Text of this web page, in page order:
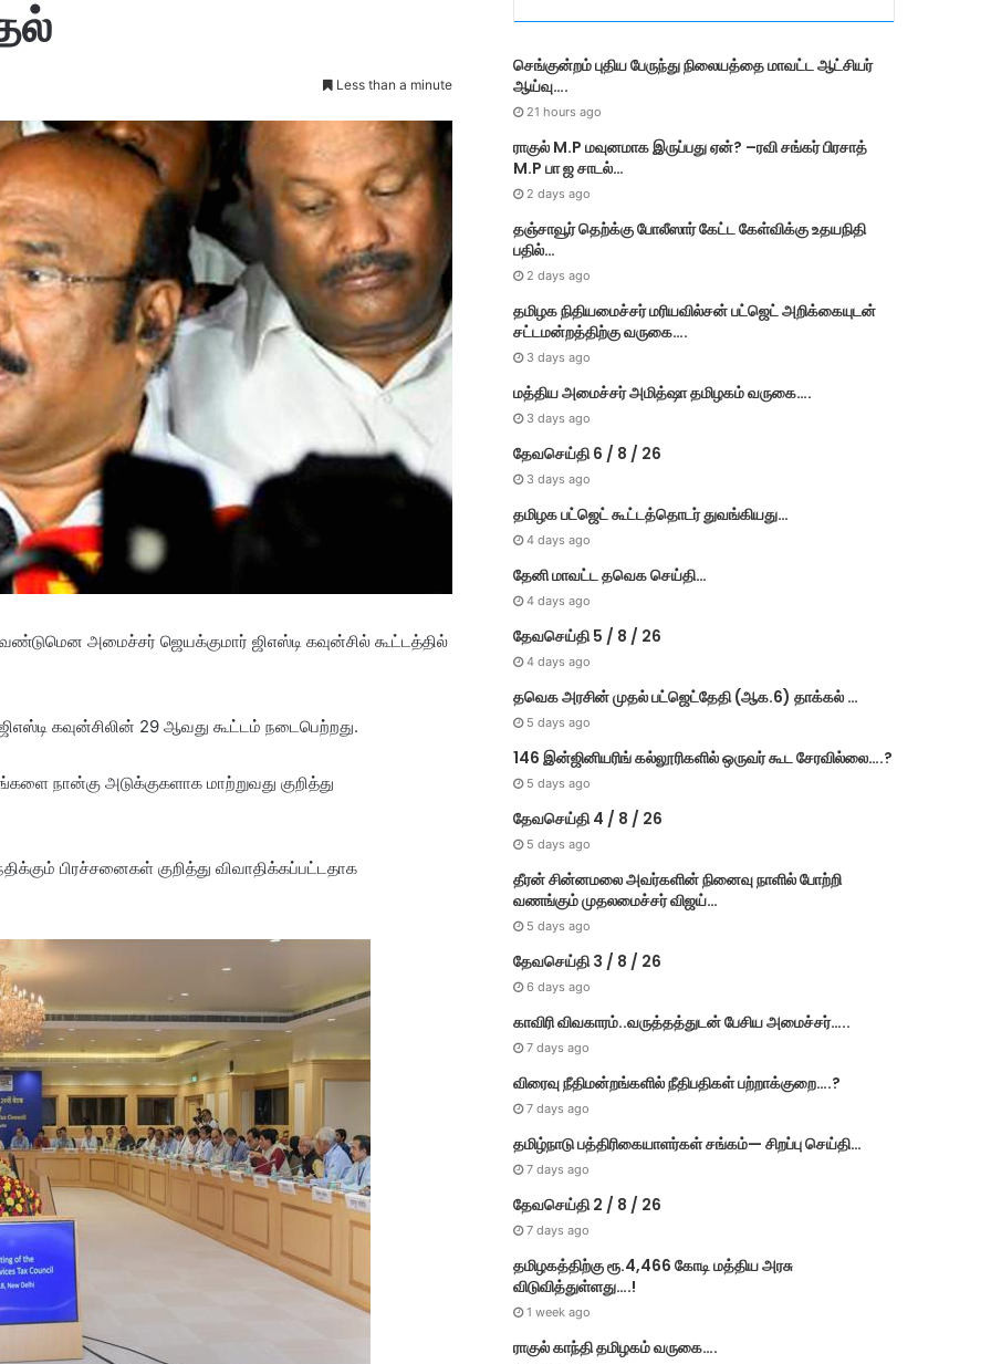
Less than a minute
அமைச்சர் ஜெயக்குமார் ஜிஎஸ்டி கவுன்சில் கூட்டத்தில்
கவுன்சிலின் 29 ஆவது கூட்டம் நடைபெற்றது.
நான்கு அடுக்குகளாக மாற்றுவது குறித்து
பிரச்சனைகள் குறித்து விவாதிக்கப்பட்டதாக
e
s
செங்குன்றம் புதிய பேருந்து நிலையத்தை மாவட்ட ஆட்சியர்
ஆய்வு….
21 hours ago
ராகுல் M.P மவுனமாக இருப்பது ஏன்? –ரவி சங்கர் பிரசாத்
M.P பா ஜ சாடல்…
2 days ago
தஞ்சாவூர் தெற்க்கு போலீஸார் கேட்ட கேள்விக்கு உதயநிதி
பதில்…
2 days ago
தமி​ழ​க நிதியமைச்சர் மரியவில்சன் பட்ஜெட் அறிக்கையுடன்
சட்டமன்றத்திற்கு வருகை….
3 days ago
மத்திய அமைச்சர் அமித்ஷா தமிழகம் வருகை….
3 days ago
தேவசெய்தி 6 / 8 / 26
3 days ago
தமிழக பட்ஜெட் கூட்டத்தொடர் துவங்கியது…
4 days ago
தேனி மாவட்ட தவெக செய்தி…
4 days ago
தேவசெய்தி 5 / 8 / 26
4 days ago
தவெக அரசின் முதல் பட்​ஜெட்தேதி (ஆக.6) தாக்​கல் …
5 days ago
146 இன்ஜினியரிங் கல்லூரிகளில் ஒருவர் கூட சேரவில்லை….?
5 days ago
தேவசெய்தி 4 / 8 / 26
5 days ago
தீரன் சின்னமலை அவர்களின் நினைவு நாளில் போற்றி
வணங்கும் முதலமைச்சர் விஜய்…
5 days ago
தேவசெய்தி 3 / 8 / 26
6 days ago
காவிரி விவகாரம்..வருத்தத்துடன் பேசிய அமைச்சர்…..
7 days ago
விரைவு நீதிமன்றங்களில் நீதிபதிகள் பற்றாக்குறை….?
7 days ago
தமிழ்நாடு பத்திரிகையாளர்கள் சங்கம்— சிறப்பு செய்தி…
7 days ago
தேவசெய்தி 2 / 8 / 26
7 days ago
தமிழகத்திற்கு ரூ.4,466 கோடி மத்திய அரசு
விடுவித்துள்ளது….!
1 week ago
ராகுல் காந்தி தமிழகம் வருகை….